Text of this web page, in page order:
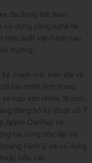
đa dụng thể thao
sử dụng công nghệ lai
suất vận hành cao,
trường.
mạnh mẽ, hiện đại và
tản nhiệt hình thang
hợp kim nhôm 18 inch.
đồng hồ kỹ thuật số 7
Apple CarPlay và
hai vùng độc lập và
hành lý xe có dung
bốn vali.